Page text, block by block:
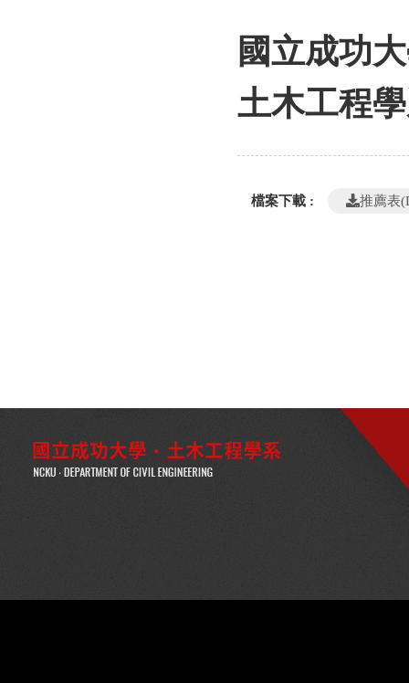
國立成功
土木工程
檔案下載 : 推薦表